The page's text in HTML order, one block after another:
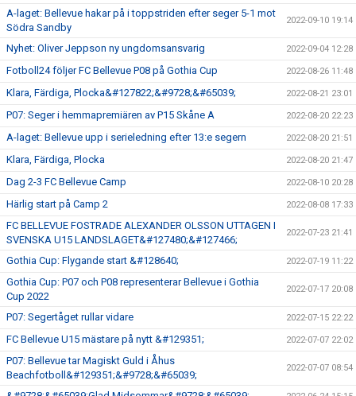
A-laget: Bellevue hakar på i toppstriden efter seger 5-1 mot
Södra Sandby
2022-09-10 19:14
Nyhet: Oliver Jeppson ny ungdomsansvarig 2022-09-04 12:28
Fotboll24 följer FC Bellevue P08 på Gothia Cup 2022-08-26 11:48
Klara, Färdiga, Plocka&#127822;&#9728;&#65039; 2022-08-21 23:01
P07: Seger i hemmapremiären av P15 Skåne A 2022-08-20 22:23
A-laget: Bellevue upp i serieledning efter 13:e segern 2022-08-20 21:51
Klara, Färdiga, Plocka 2022-08-20 21:47
Dag 2-3 FC Bellevue Camp 2022-08-10 20:28
Härlig start på Camp 2 2022-08-08 17:33
FC BELLEVUE FOSTRADE ALEXANDER OLSSON UTTAGEN I
SVENSKA U15 LANDSLAGET&#127480;&#127466;
2022-07-23 21:41
Gothia Cup: Flygande start &#128640; 2022-07-19 11:22
Gothia Cup: P07 och P08 representerar Bellevue i Gothia
Cup 2022
2022-07-17 20:08
P07: Segertåget rullar vidare 2022-07-15 22:22
FC Bellevue U15 mästare på nytt &#129351; 2022-07-07 22:02
P07: Bellevue tar Magiskt Guld i Åhus
Beachfotboll&#129351;&#9728;&#65039;
2022-07-07 08:54